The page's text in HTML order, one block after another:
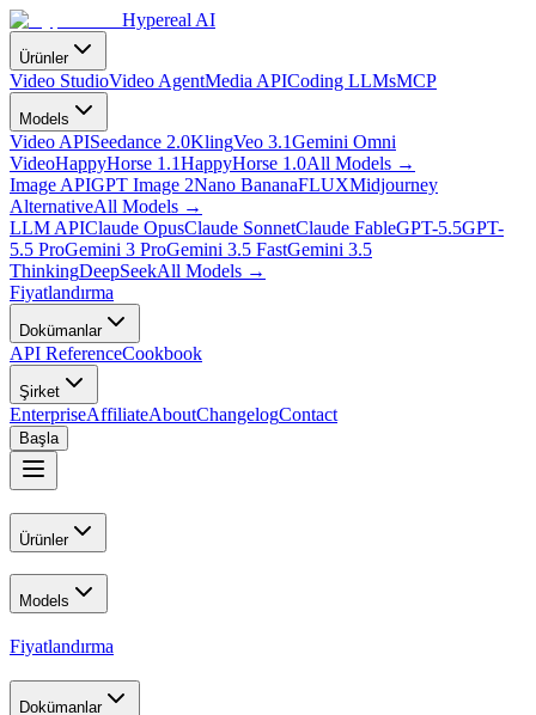
Hypereal AI
Ürünler
Video StudioVideo AgentMedia APICoding LLMsMCP
Models
Video APISeedance 2.0KlingVeo 3.1Gemini Omni
VideoHappyHorse 1.1HappyHorse 1.0All Models →
Image APIGPT Image 2Nano BananaFLUXMidjourney
AlternativeAll Models →
LLM APIClaude OpusClaude SonnetClaude FableGPT-5.5GPT-
5.5 ProGemini 3 ProGemini 3.5 FastGemini 3.5
ThinkingDeepSeekAll Models →
Fiyatlandırma
Dokümanlar
API ReferenceCookbook
Şirket
EnterpriseAffiliateAboutChangelogContact
Başla
Ürünler
Models
Fiyatlandırma
Dokümanlar